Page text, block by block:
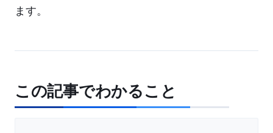
ます。
この記事でわかること